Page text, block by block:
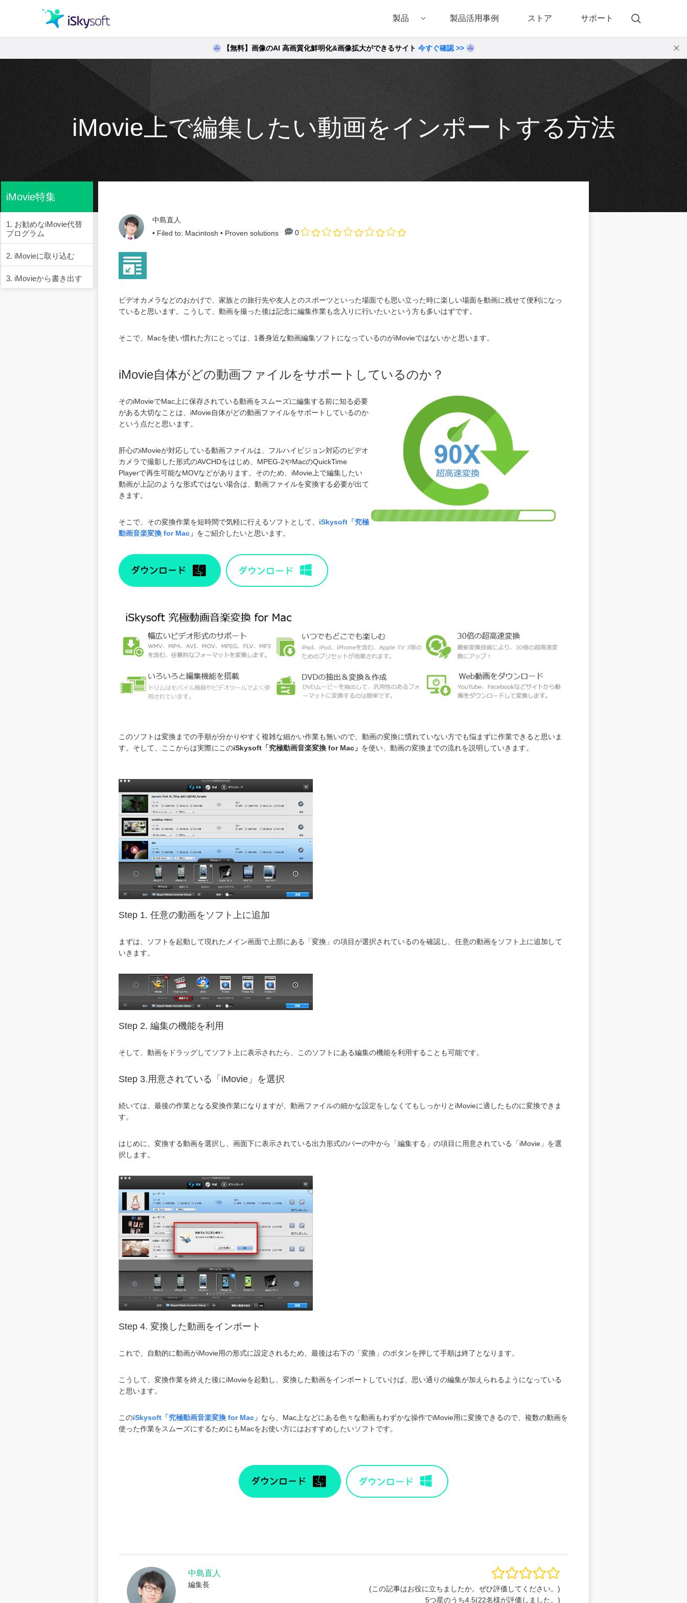
製品
クリエイティビティ
オフィス効率化
ユーティリティ
Filmora（フィモーラ）
• Filmora for Windows
• Filmora for Mac
UniConverter(スーパーメディア変換!)
• UniConverter for Windows
• UniConverter for Mac
DVD Memory（DVDメモリー）
• DVD Memory for Windows
• DVD Memory for Mac
動画・音楽変換プロ
• 動画・音楽変換6！プロ for Windows
• 動画・音楽変換3！プロ for Mac
製品活用事例 ストア サポート
【無料】画像のAI 高画質化鮮明化&画像拡大ができるサイト 今すぐ確認 >>
iMovie上で編集したい動画をインポートする方法
中島直人
• Filed to: Macintosh • Proven solutions 0
iMovie特集
1. お勧めなiMovie代替
プログラム
2. iMovieに取り込む
3. iMovieから書き出す
ビデオカメラなどのおかげで、家族との旅行先や友人とのスポーツといった場面でも思い立った時に楽しい場面を動画に残せて便利になっ
ていると思います。こうして、動画を撮った後は記念に編集作業も念入りに行いたいという方も多いはずです。
そこで、Macを使い慣れた方にとっては、1番身近な動画編集ソフトになっているのがiMovieではないかと思います。
iMovie自体がどの動画ファイルをサポートしているのか？
そのiMovieでMac上に保存されている動画をスムーズに編集する前に知る必要
がある大切なことは、iMovie自体がどの動画ファイルをサポートしているのか
という点だと思います。
肝心のiMovieが対応している動画ファイルは、フルハイビジョン対応のビデオ
カメラで撮影した形式のAVCHDをはじめ、MPEG-2やMacのQuickTime
Playerで再生可能なMOVなどがあります。そのため、iMovie上で編集したい
動画が上記のような形式ではない場合は、動画ファイルを変換する必要が出て
きます。
そこで、その変換作業を短時間で気軽に行えるソフトとして、 iSkysoft「究極
動画音楽変換 for Mac」 をご紹介したいと思います。
このソフトは変換までの手順が分かりやすく複雑な細かい作業も無いので、動画の変換に慣れていない方でも悩まずに作業できると思いま
す。そして、ここからは実際にこのiSkysoft「究極動画音楽変換 for Mac」 を使い、動画の変換までの流れを説明していきます。
Step 1. 任意の動画をソフト上に追加
まずは、ソフトを起動して現れたメイン画面で上部にある「変換」の項目が選択されているのを確認し、任意の動画をソフト上に追加して
いきます。
Step 2. 編集の機能を利用
そして、動画をドラッグしてソフト上に表示されたら、このソフトにある編集の機能を利用することも可能です。
Step 3.用意されている「iMovie」を選択
続いては、最後の作業となる変換作業になりますが、動画ファイルの細かな設定をしなくてもしっかりとiMovieに適したものに変換できま
す。
はじめに、変換する動画を選択し、画面下に表示されている出力形式のバーの中から「編集する」の項目に用意されている「iMovie」を選
択します。
Step 4. 変換した動画をインポート
これで、自動的に動画がiMovie用の形式に設定されるため、最後は右下の「変換」のボタンを押して手順は終了となります。
こうして、変換作業を終えた後にiMovieを起動し、変換した動画をインポートしていけば、思い通りの編集が加えられるようになっている
と思います。
このiSkysoft「究極動画音楽変換 for Mac」 なら、Mac上などにある色々な動画もわずかな操作でiMovie用に変換できるので、複数の動画を
使った作業をスムーズにするためにもMacをお使い方にはおすすめしたいソフトです。
中島直人
編集長
(この記事はお役に立ちましたか。ぜひ評価してください。)
5つ星のうち4.5(22名様が評価しました。)